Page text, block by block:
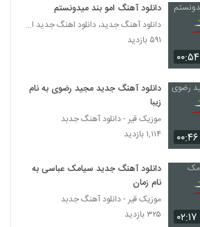
موزیک زیبای نباشه دنیا از آرمین تارخ
دانلود آهنگ محمد مهرزاد تنها آرزوم
آهنگ روح اله صادقیان بنام رگبار تردید
موزیک زیبای عشق رویایی از مصطفی احمدی
۳۲۰ بازدید
۰۰:۵۴
دانلود آهنگ امو بند میدونستم
دانلود آهنگ جدید، دانلود اهنگ جدید ایرانی
۵۹۱ بازدید
۰۰:۴۶
دانلود آهنگ جدید مجید رضوی به نام
زیبا
موزیک قیر - دانلود آهنگ جدبد
۱,۱۱۴ بازدید
۰۲:۱۷
دانلود آهنگ جدید سیامک عباسی به
نام زمان
موزیک قیر - دانلود آهنگ جدبد
۳۲۵ بازدید